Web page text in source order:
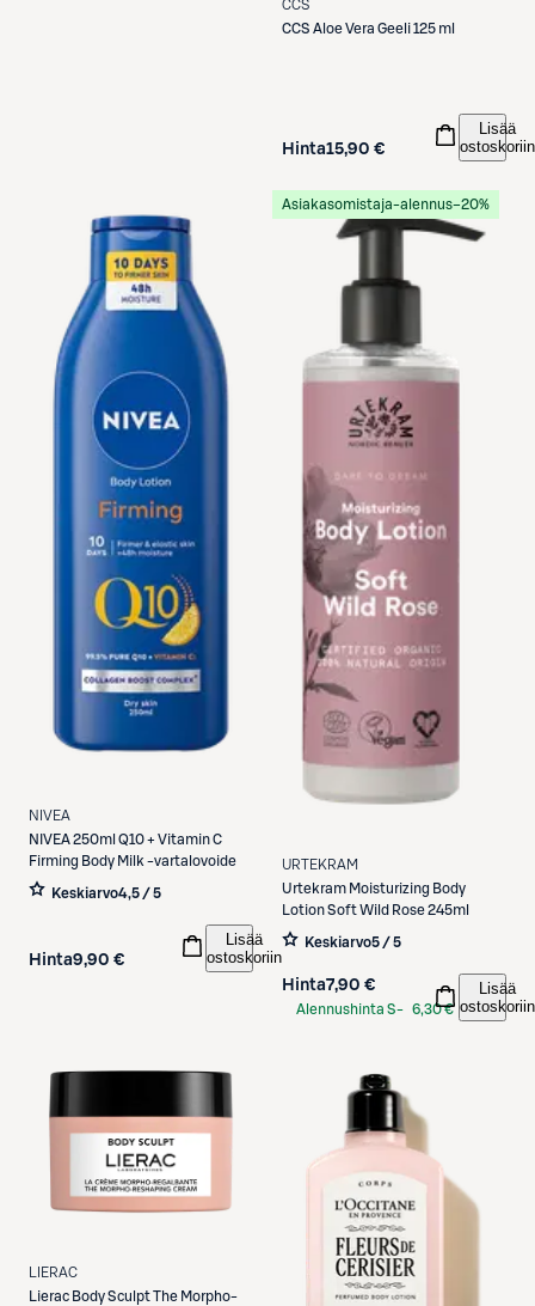
CCS
CCS Aloe Vera Geeli 125 ml
Hinta15,90 €
Lisää
ostoskoriin
NIVEA
NIVEA250ml Q10 + Vitamin C
Firming Body Milk -vartalovoide
Keskiarvo4,5 / 5
Hinta9,90 €
Lisää
ostoskoriin
Asiakasomistaja-alennus−20%
URTEKRAM
Urtekram Moisturizing Body
Lotion Soft Wild Rose 245ml
Keskiarvo5 / 5
Hinta7,90 €
Alennushinta S- 6,30 €
Lisää
ostoskoriin
LIERAC
Lierac Body Sculpt The Morpho-